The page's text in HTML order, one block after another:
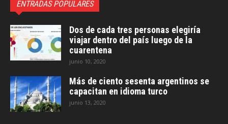
ENTRADAS POPULARES
Dos de cada tres personas elegiría
viajar dentro del país luego de la
cuarentena
junio 10, 2020
Más de ciento sesenta argentinos se
capacitan en idioma turco
junio 13, 2020